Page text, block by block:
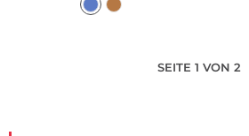
SEITE 1 VON 2